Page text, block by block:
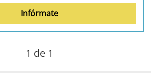
Infórmate
1 de 1